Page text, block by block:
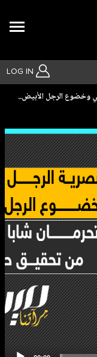
LOG IN
بحث متقدم
وخضوع الرجل الأبيض..